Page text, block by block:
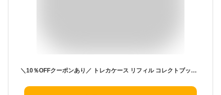
＼10％OFFクーポンあり／ トレカケース リフィル コレクトブック レフィル 10枚セット バインダー A5 6穴 替え ファイル トレカ クリアファイル 収納 トレカ収納 デコ チェキ 写真 手帳 透明 推し活 オタ活 ヲタ活 ポケカ k-pop アイドル 遊戯王 コレクション 送料無料